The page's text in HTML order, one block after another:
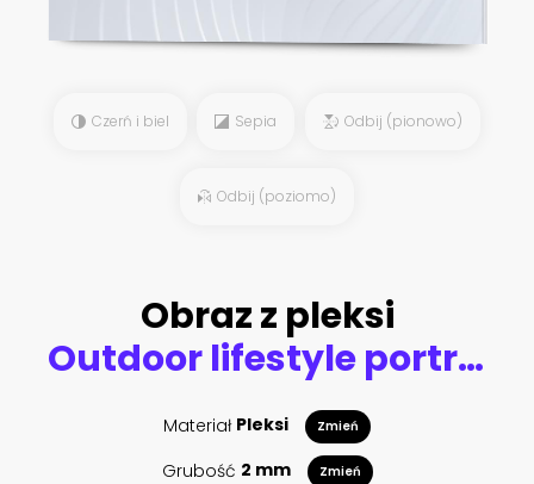
Czerń i biel Sepia Odbij (pionowo)
Odbij (poziomo)
Obraz z pleksi
Outdoor lifestyle portrait of young sexy woman in bikini sitting on a vintage custom motorcycle
Materiał Pleksi Zmień
Grubość 2 mm Zmień